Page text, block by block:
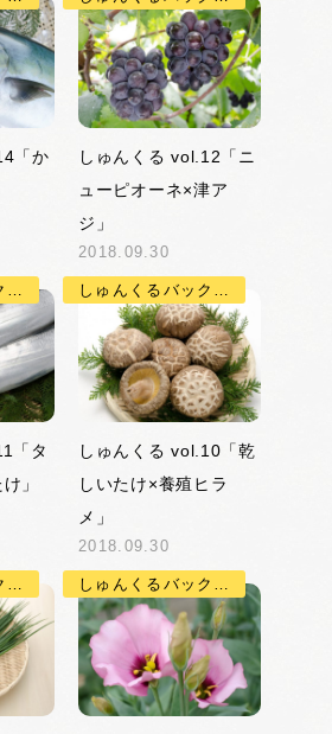
「か
しゅんくる vol.12「ニ
ューピオーネ×津ア
ジ」
2018.09.30
「タ
」
しゅんくる vol.10「乾
しいたけ×養殖ヒラ
メ」
2018.09.30